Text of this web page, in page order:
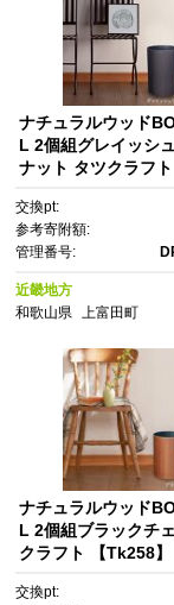
ナチュラルウッド
L 2個組グレイッシ
ナット タツクラフ
交換pt:
参考寄附額:
管理番号:
近畿地方
和歌山県
上富田町
ナチュラルウッド
L 2個組ブラックチ
クラフト 【Tk258】
交換pt: